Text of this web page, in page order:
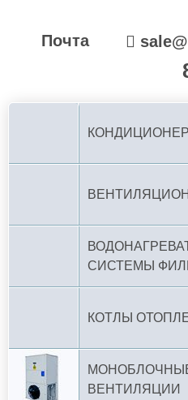
Почта
СИСТЕМЫ
КОТЛЫ
ВЕНТИЛЯЦИИ